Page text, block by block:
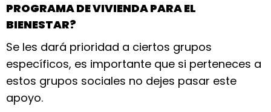
PROGRAMA DE VIVIENDA PARA EL
BIENESTAR?
Se les dará prioridad a ciertos grupos
específicos, es importante que si perteneces a
estos grupos sociales no dejes pasar este
apoyo.